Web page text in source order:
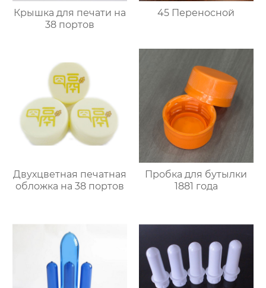
Крышка для печати на
38 портов
45 Переносной
Двухцветная печатная
обложка на 38 портов
Пробка для бутылки
1881 года